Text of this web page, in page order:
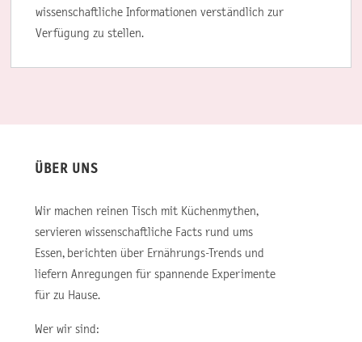
wissenschaftliche Informationen verständlich zur
Verfügung zu stellen.
ÜBER UNS
Wir machen reinen Tisch mit Küchenmythen,
servieren wissenschaftliche Facts rund ums
Essen, berichten über Ernährungs-Trends und
liefern Anregungen für spannende Experimente
für zu Hause.
Wer wir sind: